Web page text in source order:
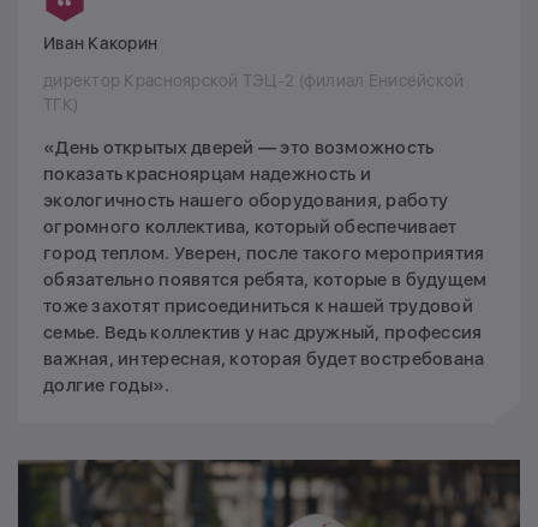
Иван Какорин
директор Красноярской ТЭЦ-2 (филиал Енисейской
ТГК)
«День открытых дверей — это возможность
показать красноярцам надежность и
экологичность нашего оборудования, работу
огромного коллектива, который обеспечивает
город теплом. Уверен, после такого мероприятия
обязательно появятся ребята, которые в будущем
тоже захотят присоединиться к нашей трудовой
семье. Ведь коллектив у нас дружный, профессия
важная, интересная, которая будет востребована
долгие годы».